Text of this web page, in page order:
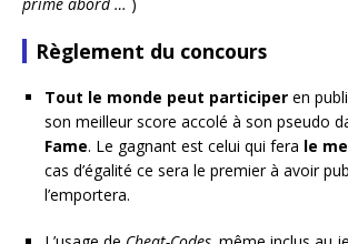
prime abord … )
Règlement du concours
Tout le monde peut participer en
son meilleur score accolé à son pseudo
Fame. Le gagnant est celui qui fera le
cas d’égalité ce sera le premier à avoir
l’emportera.